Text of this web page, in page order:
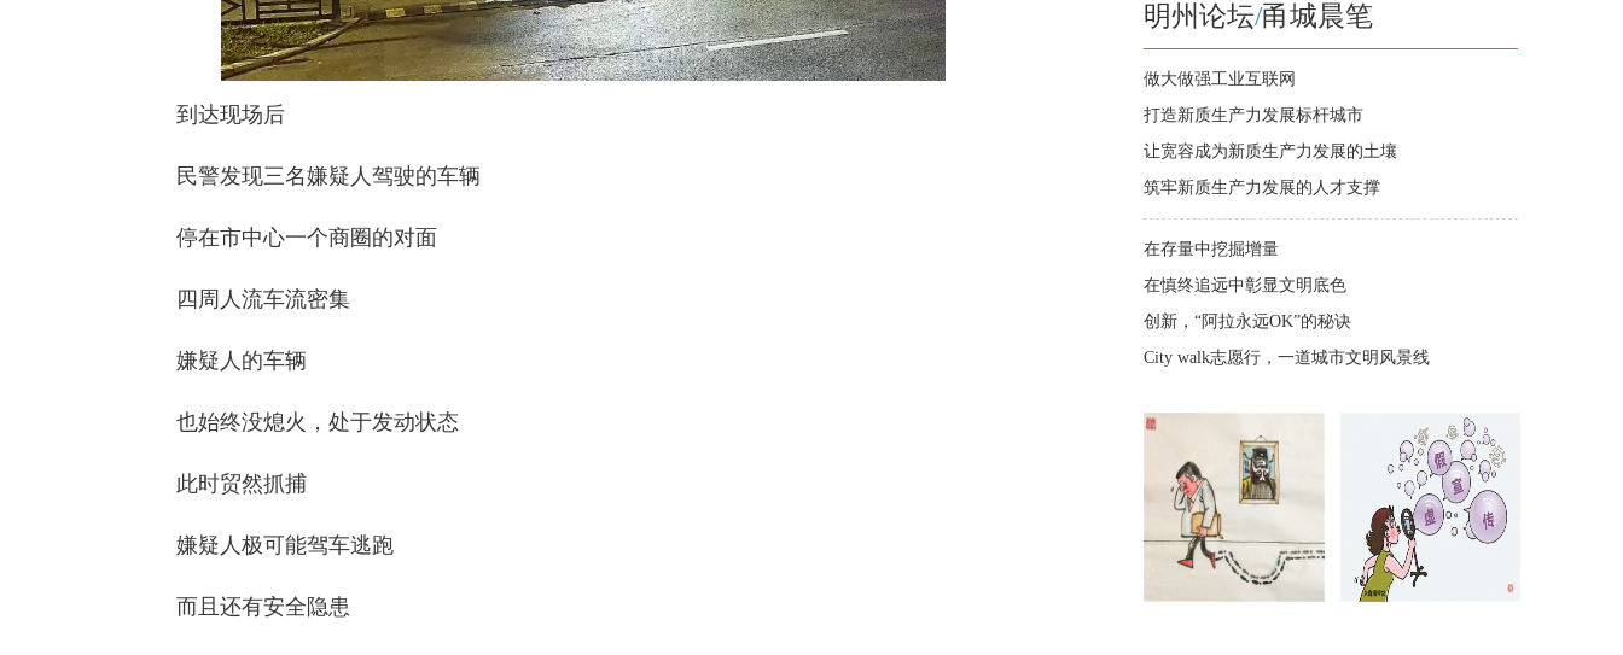
到达现场后
民警发现三名嫌疑人驾驶的车辆
停在市中心一个商圈的对面
四周人流车流密集
嫌疑人的车辆
也始终没熄火，处于发动状态
此时贸然抓捕
嫌疑人极可能驾车逃跑
而且还有安全隐患
明州论坛/甬城晨笔
做大做强工业互联网
打造新质生产力发展标杆城市
让宽容成为新质生产力发展的土壤
筑牢新质生产力发展的人才支撑
在存量中挖掘增量
在慎终追远中彰显文明底色
创新，“阿拉永远OK”的秘诀
City walk志愿行，一道城市文明风景线